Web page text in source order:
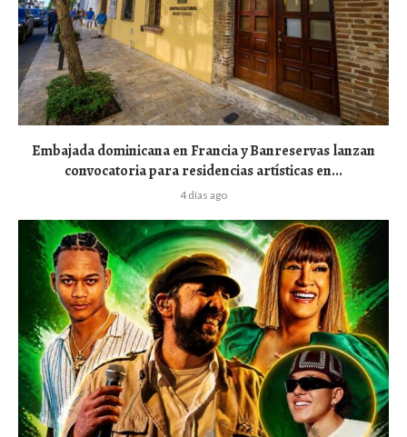
Embajada dominicana en Francia y Banreservas lanzan
convocatoria para residencias artísticas en...
4 días ago